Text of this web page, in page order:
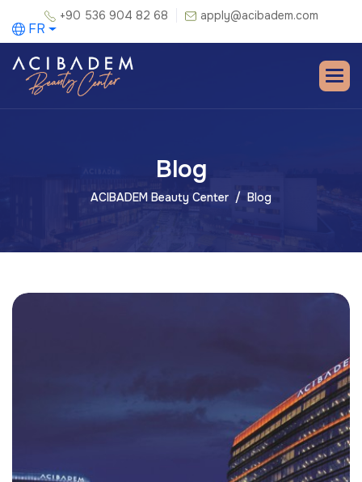
+90 536 904 82 68 apply@acibadem.com
FR
Blog
ACIBADEM Beauty Center Blog